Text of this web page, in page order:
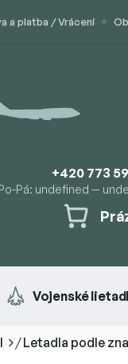
a platba / Vrácení
+420 773
Pá: undefined —
Vojenské
/Letadla podle